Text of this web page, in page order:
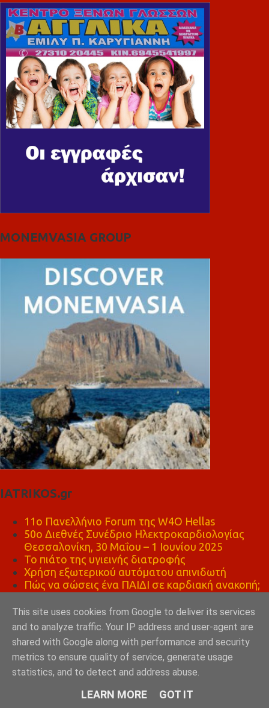
MONEMVASIA GROUP
IATRIKOS.gr
11ο Πανελλήνιο Forum της W4O Hellas
50ο Διεθνές Συνέδριο Ηλεκτροκαρδιολογίας
Θεσσαλονίκη, 30 Μαΐου – 1 Ιουνίου 2025
Το πιάτο της υγιεινής διατροφής
Χρήση εξωτερικού αυτόματου απινιδωτή
Πώς να σώσεις ένα ΠΑΙΔΙ σε καρδιακή ανακοπή;
ΨΗΣΤΑΡΙΑ ΚΑΦΕ ΛΕΩΝΙΔΑΣ ΣΠΑΡΤΗ
This site uses cookies from Google to deliver its services
and to analyze traffic. Your IP address and user-agent are
shared with Google along with performance and security
metrics to ensure quality of service, generate usage
statistics, and to detect and address abuse.
LEARN MORE GOT IT